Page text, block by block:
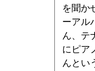
を聞か
ーアル
ん、テ
にピア
んとい